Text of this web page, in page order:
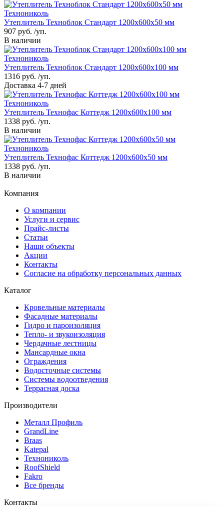
Технониколь
Утеплитель Техноблок Стандарт 1200х600х50 мм
907 руб. /уп.
В наличии
Технониколь
Утеплитель Техноблок Стандарт 1200х600х100 мм
1316 руб. /уп.
Доставка 4-7 дней
Технониколь
Утеплитель Технофас Коттедж 1200х600х100 мм
1338 руб. /уп.
В наличии
Технониколь
Утеплитель Технофас Коттедж 1200х600х50 мм
1338 руб. /уп.
В наличии
Компания
О компании
Услуги и сервис
Прайс-листы
Cтатьи
Наши объекты
Акции
Контакты
Согласие на обработку персональных данных
Каталог
Кровельные материалы
Фасадные материалы
Гидро и пароизоляция
Тепло- и звукоизоляция
Чердачные лестницы
Мансардные окна
Ограждения
Водосточные системы
Системы водоотведения
Террасная доска
Производители
Металл Профиль
GrandLine
Braas
Katepal
Технониколь
RoofShield
Fakro
Все бренды
Контакты